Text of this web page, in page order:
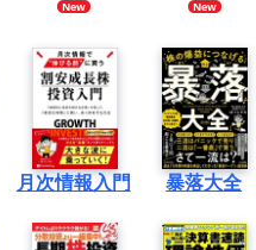
月次情報入門 暴落大全